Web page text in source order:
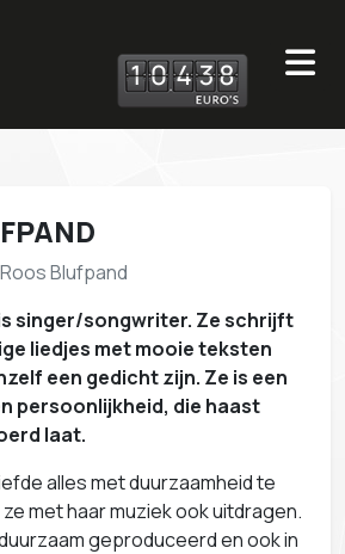
10 438
Roos Blufpand
singer/songwriter. Ze schrijft
liedjes met mooie teksten
een gedicht zijn. Ze is een
persoonlijkheid, die haast
laat.
alles met duurzaamheid te
met haar muziek ook uitdragen.
geproduceerd en ook in